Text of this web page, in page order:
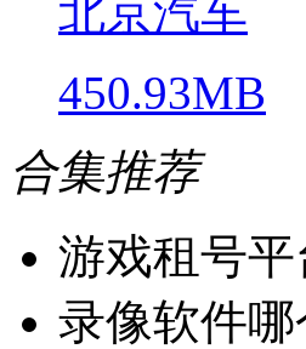
北京汽车
450.93MB
合集推荐
游戏租号平
录像软件哪